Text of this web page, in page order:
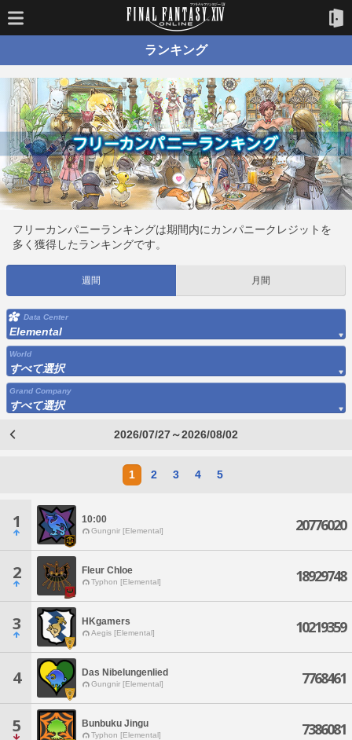
ランキング
フリーカンパニーランキングは期間内にカンパニークレジットを
多く獲得したランキングです。
週間 月間
Data Center
Elemental
World
すべて選択
Grand Company
すべて選択
2026/07/27～2026/08/02
1 2 3 4 5
1 10:00
Gungnir [Elemental] 20776020
2 Fleur Chloe
Typhon [Elemental] 18929748
3 HKgamers
Aegis [Elemental] 10219359
4 Das Nibelungenlied
Gungnir [Elemental] 7768461
5 Bunbuku Jingu
Typhon [Elemental] 7386081